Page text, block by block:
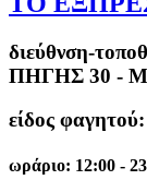
διεύθνση-
ΠΗΓΗΣ 30 -
είδος
ωράριο: 12:00 -